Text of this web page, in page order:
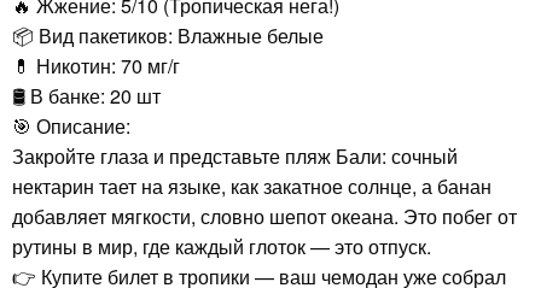
🔥 Жжение: 5/10 (Тропическая нега!)
📦 Вид пакетиков: Влажные белые
💊 Никотин: 70 мг/г
🛢️ В банке: 20 шт
🎯 Описание:
Закройте глаза и представьте пляж Бали: сочный
нектарин тает на языке, как закатное солнце, а банан
добавляет мягкости, словно шепот океана. Это побег от
рутины в мир, где каждый глоток — это отпуск.
👉 Купите билет в тропики — ваш чемодан уже собрал